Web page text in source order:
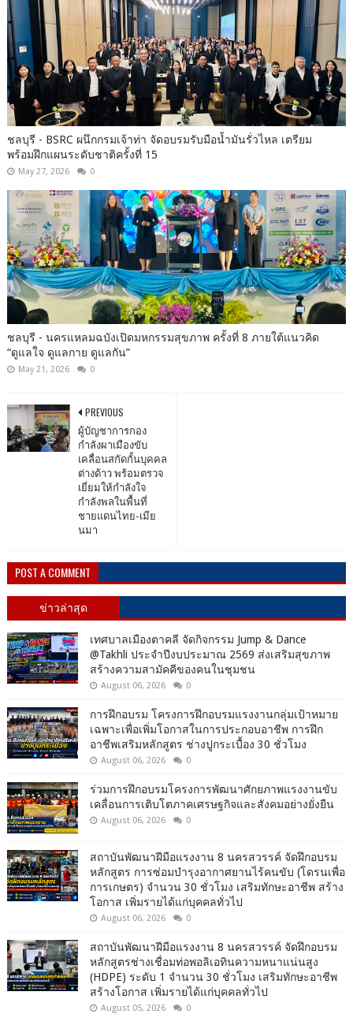
ชลบุรี - BSRC ผนึกกรมเจ้าท่า จัดอบรมรับมือน้ำมันรั่วไหล เตรียม
พร้อมฝึกแผนระดับชาติครั้งที่ 15
May 27, 2026 0
ชลบุรี - นครแหลมฉบังเปิดมหกรรมสุขภาพ ครั้งที่ 8 ภายใต้แนวคิด
“ดูแลใจ ดูแลกาย ดูแลกัน”
May 21, 2026 0
PREVIOUS
ผู้บัญชาการกอง
กำลังผาเมืองขับ
เคลื่อนสกัดกั้นบุคคล
ต่างด้าว พร้อมตรวจ
เยี่ยมให้กำลังใจ
กำลังพลในพื้นที่
ชายแดนไทย-เมีย
นมา
POST A COMMENT
ข่าวล่าสุด
เทศบาลเมืองตาคลี จัดกิจกรรม Jump & Dance
@Takhli ประจำปีงบประมาณ 2569 ส่งเสริมสุขภาพ
สร้างความสามัคคีของคนในชุมชน
August 06, 2026 0
การฝึกอบรม โครงการฝึกอบรมแรงงานกลุ่มเป้าหมาย
เฉพาะเพื่อเพิ่มโอกาสในการประกอบอาชีพ การฝึก
อาชีพเสริมหลักสูตร ช่างปูกระเบื้อง 30 ชั่วโมง
August 06, 2026 0
ร่วมการฝึกอบรมโครงการพัฒนาศักยภาพแรงงานขับ
เคลื่อนการเติบโตภาคเศรษฐกิจและสังคมอย่างยั่งยืน
August 06, 2026 0
สถาบันพัฒนาฝีมือแรงงาน 8 นครสวรรค์ จัดฝึกอบรม
หลักสูตร การซ่อมบำรุงอากาศยานไร้คนขับ (โดรนเพื่อ
การเกษตร) จำนวน 30 ชั่วโมง เสริมทักษะอาชีพ สร้าง
โอกาส เพิ่มรายได้แก่บุคคลทั่วไป
August 06, 2026 0
สถาบันพัฒนาฝีมือแรงงาน 8 นครสวรรค์ จัดฝึกอบรม
หลักสูตรช่างเชื่อมท่อพอลิเอทินความหนาแน่นสูง
(HDPE) ระดับ 1 จำนวน 30 ชั่วโมง เสริมทักษะอาชีพ
สร้างโอกาส เพิ่มรายได้แก่บุคคลทั่วไป
August 05, 2026 0